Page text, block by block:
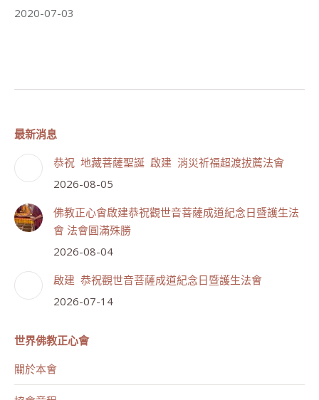
2020-07-03
最新消息
恭祝 地藏菩薩聖誕 啟建 消災祈福超渡拔薦法會
2026-08-05
佛教正心會啟建恭祝觀世音菩薩成道紀念日暨護生法
會 法會圓滿殊勝
2026-08-04
啟建 恭祝觀世音菩薩成道紀念日暨護生法會
2026-07-14
世界佛教正心會
關於本會